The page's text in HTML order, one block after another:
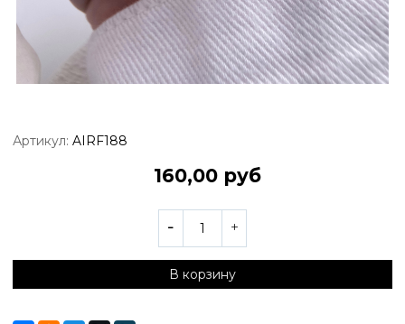
Артикул: AIRF188
160,00 руб
В корзину